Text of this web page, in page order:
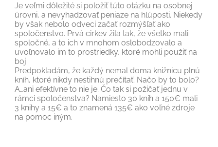
Je veľmi dôležité si položiť túto otázku na osobnej
úrovni, a nevyhadzovať peniaze na hlúposti. Niekedy
by však nebolo odveci začať rozmýšľať ako
spoločenstvo. Prvá cirkev žila tak, že všetko mali
spoločné, a to ich v mnohom oslobodzovalo a
uvoľnovalo im to prostriedky, ktoré mohli použiť na
boj.
Predpokladám, že každý nemal doma knižnicu plnú
kníh, ktoré nikdy nestihnú prečítať. Načo by to bolo?
A…ani efektívne to nie je. Čo tak si požičať jednu v
rámci spoločenstva? Namiesto 30 kníh a 150€ mali
3 knihy a 15€ a to znamená 135€ ako voľné zdroje
na pomoc iným.